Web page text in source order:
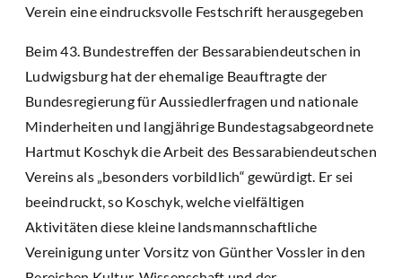
Verein eine eindrucksvolle Festschrift herausgegeben
Beim 43. Bundestreffen der Bessarabiendeutschen in
Ludwigsburg hat der ehemalige Beauftragte der
Bundesregierung für Aussiedlerfragen und nationale
Minderheiten und langjährige Bundestagsabgeordnete
Hartmut Koschyk die Arbeit des Bessarabiendeutschen
Vereins als „besonders vorbildlich“ gewürdigt. Er sei
beeindruckt, so Koschyk, welche vielfältigen
Aktivitäten diese kleine landsmannschaftliche
Vereinigung unter Vorsitz von Günther Vossler in den